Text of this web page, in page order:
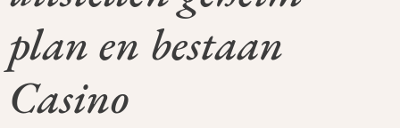
plan en bestaan
Casino